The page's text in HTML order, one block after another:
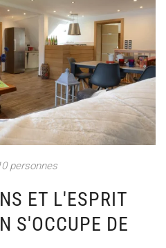
personnes
ET L'ESPRIT
S'OCCUPE DE